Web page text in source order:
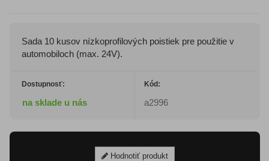
Sada 10 kusov nízkoprofilových poistiek pre použitie v
automobiloch (max. 24V).
Dostupnosť:
na sklade u nás
Kód:
a2996
Hodnotiť produkt